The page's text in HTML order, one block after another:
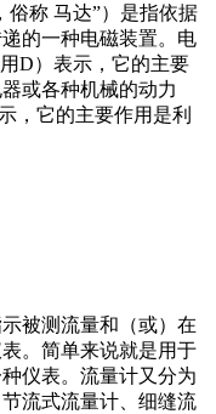
俗称 马达”）是指依据
的一种电磁装置。电
D）表示，它的主要
或各种机械的动力
，它的主要作用是利
被测流量和（或）在
。简单来说就是用于
仪表。流量计又分为
流式流量计、细缝流